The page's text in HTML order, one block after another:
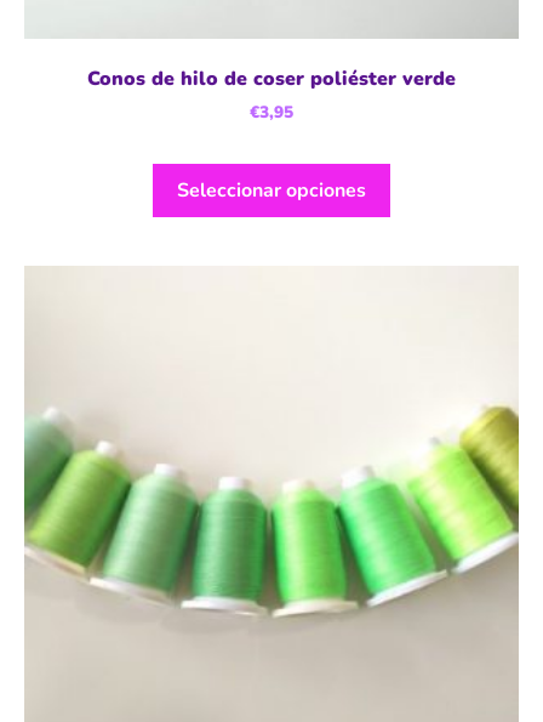
Conos de hilo de coser poliéster verde
€3,95
Seleccionar opciones